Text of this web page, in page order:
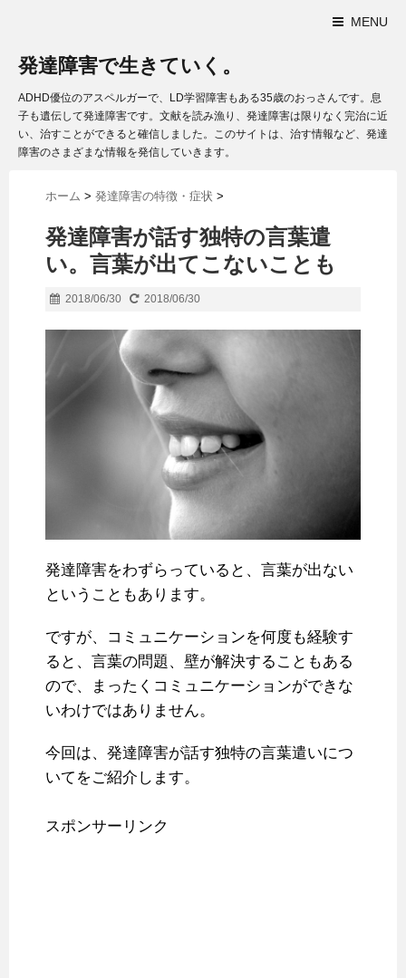
MENU
発達障害で生きていく。
ADHD優位のアスペルガーで、LD学習障害もある35歳のおっさんです。息
子も遺伝して発達障害です。文献を読み漁り、発達障害は限りなく完治に近
い、治すことができると確信しました。このサイトは、治す情報など、発達
障害のさまざまな情報を発信していきます。
ホーム > 発達障害の特徴・症状 >
発達障害が話す独特の言葉遣
い。言葉が出てこないことも
2018/06/30 2018/06/30
発達障害をわずらっていると、言葉が出ない
ということもあります。
ですが、コミュニケーションを何度も経験す
ると、言葉の問題、壁が解決することもある
ので、まったくコミュニケーションができな
いわけではありません。
今回は、発達障害が話す独特の言葉遣いにつ
いてをご紹介します。
スポンサーリンク